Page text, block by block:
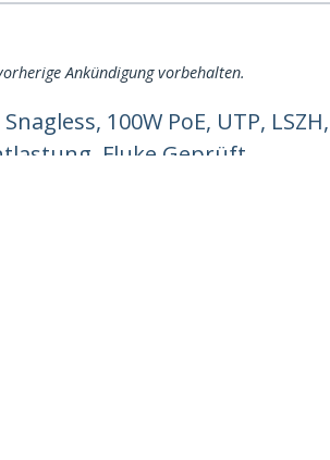
Ankündigung vorbehalten.
100W PoE, UTP,
Fluke Geprüft